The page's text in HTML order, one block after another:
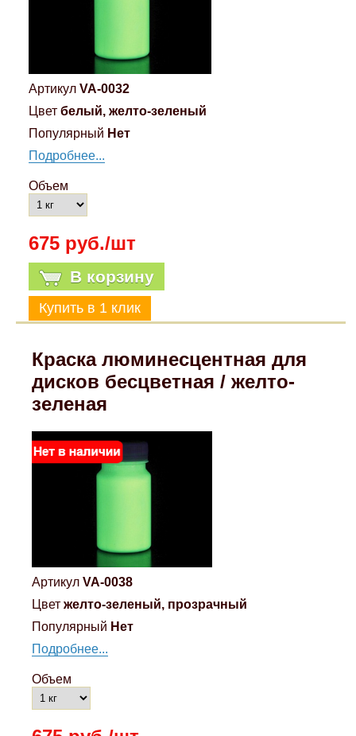
Артикул VA-0032
Цвет белый, желто-зеленый
Популярный Нет
Подробнее...
Объем
675 руб./шт
В корзину
Краска люминесцентная для
дисков бесцветная / желто-
зеленая
Артикул VA-0038
Цвет желто-зеленый, прозрачный
Популярный Нет
Подробнее...
Объем